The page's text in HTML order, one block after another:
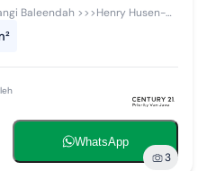
Baleendah >>>Henry Husen-
: Bumi
WhatsApp
3